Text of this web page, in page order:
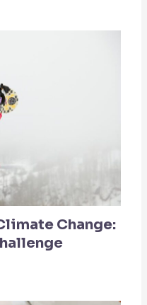
Change: